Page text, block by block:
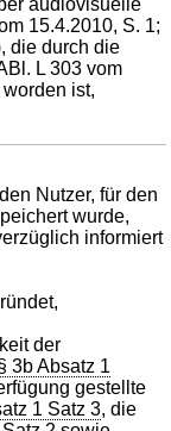
15.4.2010, S. 1;
die durch die
L 303 vom
ist,
Nutzer, für den
wurde,
informiert
der
3b Absatz 1
gestellte
1 Satz 3, die